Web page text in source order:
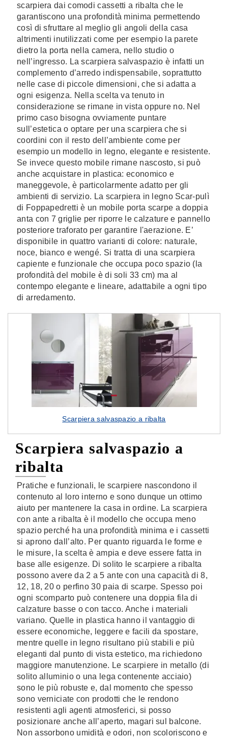
scarpiera dai comodi cassetti a ribalta che le
garantiscono una profondità minima permettendo
così di sfruttare al meglio gli angoli della casa
altrimenti inutilizzati come per esempio la parete
dietro la porta nella camera, nello studio o
nell’ingresso. La scarpiera salvaspazio è infatti un
complemento d’arredo indispensabile, soprattutto
nelle case di piccole dimensioni, che si adatta a
ogni esigenza. Nella scelta va tenuto in
considerazione se rimane in vista oppure no. Nel
primo caso bisogna ovviamente puntare
sull’estetica o optare per una scarpiera che si
coordini con il resto dell’ambiente come per
esempio un modello in legno, elegante e resistente.
Se invece questo mobile rimane nascosto, si può
anche acquistare in plastica: economico e
maneggevole, è particolarmente adatto per gli
ambienti di servizio. La scarpiera in legno Scar-pulì
di Foppapedretti è un mobile porta scarpe a doppia
anta con 7 griglie per riporre le calzature e pannello
posteriore traforato per garantire l'aerazione. E’
disponibile in quattro varianti di colore: naturale,
noce, bianco e wengé. Si tratta di una scarpiera
capiente e funzionale che occupa poco spazio (la
profondità del mobile è di soli 33 cm) ma al
contempo elegante e lineare, adattabile a ogni tipo
di arredamento.
Scarpiera salvaspazio a ribalta
Scarpiera salvaspazio a
ribalta
Pratiche e funzionali, le scarpiere nascondono il
contenuto al loro interno e sono dunque un ottimo
aiuto per mantenere la casa in ordine. La scarpiera
con ante a ribalta è il modello che occupa meno
spazio perché ha una profondità minima e i cassetti
si aprono dall’alto. Per quanto riguarda le forme e
le misure, la scelta è ampia e deve essere fatta in
base alle esigenze. Di solito le scarpiere a ribalta
possono avere da 2 a 5 ante con una capacità di 8,
12, 18, 20 o perfino 30 paia di scarpe. Spesso poi
ogni scomparto può contenere una doppia fila di
calzature basse o con tacco. Anche i materiali
variano. Quelle in plastica hanno il vantaggio di
essere economiche, leggere e facili da spostare,
mentre quelle in legno risultano più stabili e più
eleganti dal punto di vista estetico, ma richiedono
maggiore manutenzione. Le scarpiere in metallo (di
solito alluminio o una lega contenente acciaio)
sono le più robuste e, dal momento che spesso
sono verniciate con prodotti che le rendono
resistenti agli agenti atmosferici, si posso
posizionare anche all’aperto, magari sul balcone.
Non assorbono umidità e odori, non scoloriscono e